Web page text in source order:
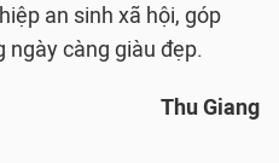
an sinh xã hội, góp
ngày càng giàu đẹp.
Thu Giang